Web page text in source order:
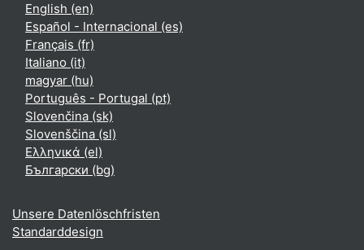
English ‎(en)‎
Español - Internacional ‎(es)‎
Français ‎(fr)‎
Italiano ‎(it)‎
magyar ‎(hu)‎
Português - Portugal ‎(pt)‎
Slovenčina ‎(sk)‎
Slovenščina ‎(sl)‎
Ελληνικά ‎(el)‎
Български ‎(bg)‎
Unsere Datenlöschfristen
Standarddesign